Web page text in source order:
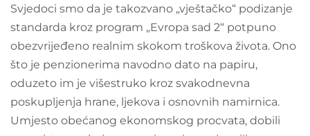
Svjedoci smo da je takozvano „vještačko“ podizanje
standarda kroz program „Evropa sad 2“ potpuno
obezvrijeđeno realnim skokom troškova života. Ono
što je penzionerima navodno dato na papiru,
oduzeto im je višestruko kroz svakodnevna
poskupljenja hrane, ljekova i osnovnih namirnica.
Umjesto obećanog ekonomskog procvata, dobili